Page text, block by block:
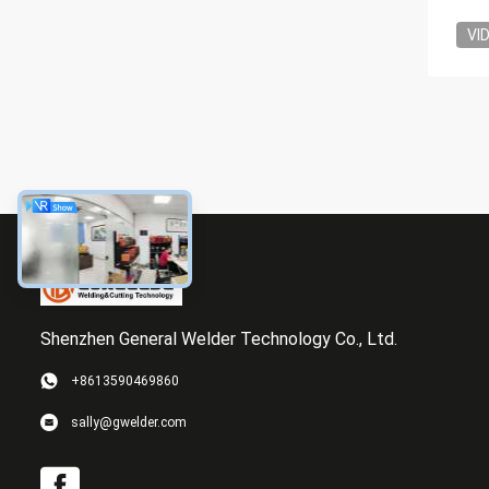
Shenzhen General Welder Technology Co., Ltd.
+8613590469860
sally@gwelder.com